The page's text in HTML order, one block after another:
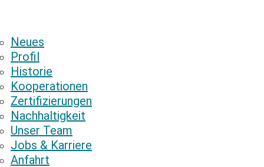
Neues
Profil
Historie
Kooperationen
Zertifizierungen
Nachhaltigkeit
Unser Team
Jobs & Karriere
Anfahrt